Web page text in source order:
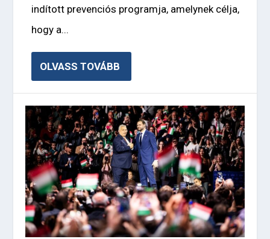
indított prevenciós programja, amelynek célja,
hogy a...
OLVASS TOVÁBB